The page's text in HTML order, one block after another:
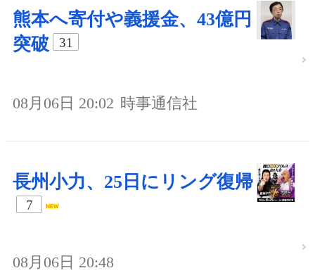
熊本へ寄付や義援金、43億円
突破
31
08月06日 20:02 時事通信社
長州小力、25日にリング復帰
7
08月06日 20:48